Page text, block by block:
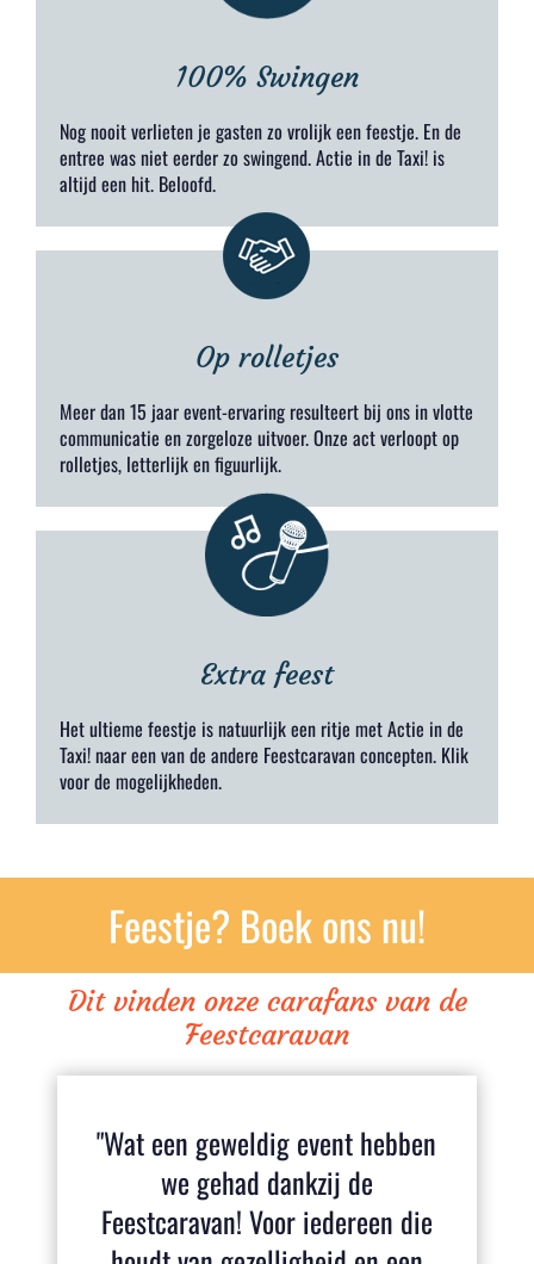
100% Swingen
Nog nooit verlieten je gasten zo vrolijk een feestje. En de
entree was niet eerder zo swingend. Actie in de Taxi! is
altijd een hit. Beloofd.
Op rolletjes
Meer dan 15 jaar event-ervaring resulteert bij ons in vlotte
communicatie en zorgeloze uitvoer. Onze act verloopt op
rolletjes, letterlijk en figuurlijk.
Extra feest
Het ultieme feestje is natuurlijk een ritje met Actie in de
Taxi! naar een van de andere Feestcaravan concepten. Klik
voor de mogelijkheden.
Feestje? Boek ons nu!
Dit vinden onze carafans van de
Feestcaravan
"Wat een geweldig event hebben
we gehad dankzij de
Feestcaravan! Voor iedereen die